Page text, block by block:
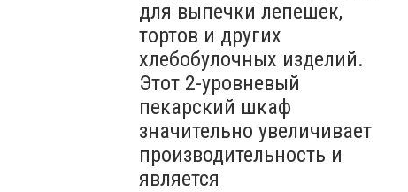
для выпечки лепешек,
тортов и других
хлебобулочных изделий.
Этот 2-уровневый
пекарский шкаф
значительно увеличивает
производительность и
является